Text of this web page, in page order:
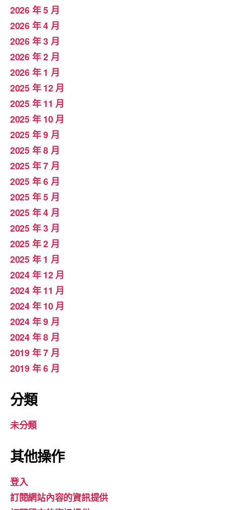
2026 年 5 月
2026 年 4 月
2026 年 3 月
2026 年 2 月
2026 年 1 月
2025 年 12 月
2025 年 11 月
2025 年 10 月
2025 年 9 月
2025 年 8 月
2025 年 7 月
2025 年 6 月
2025 年 5 月
2025 年 4 月
2025 年 3 月
2025 年 2 月
2025 年 1 月
2024 年 12 月
2024 年 11 月
2024 年 10 月
2024 年 9 月
2024 年 8 月
2019 年 7 月
2019 年 6 月
分類
未分類
其他操作
登入
訂閱網站內容的資訊提供